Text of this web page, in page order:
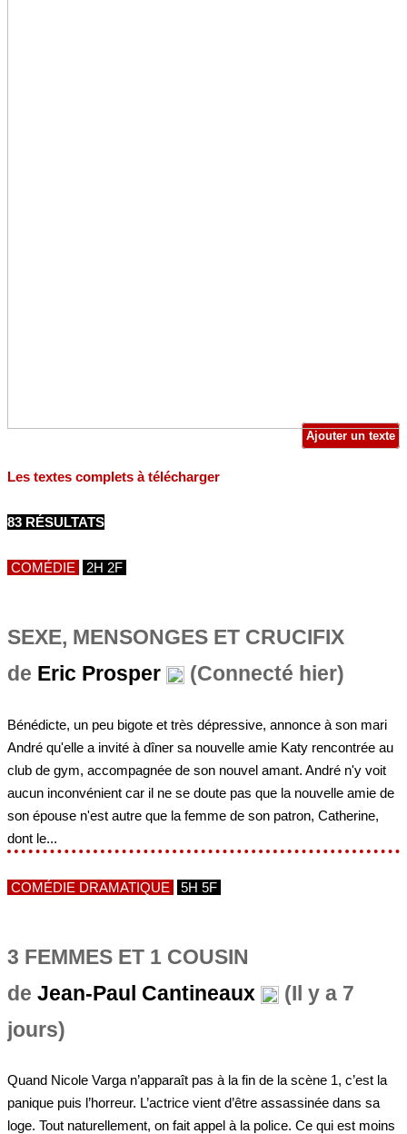
Ajouter un texte
Les textes complets à télécharger
83 RÉSULTATS
COMÉDIE 2H 2F
SEXE, MENSONGES ET CRUCIFIX
de Eric Prosper (Connecté hier)
Bénédicte, un peu bigote et très dépressive, annonce à son mari
André qu'elle a invité à dîner sa nouvelle amie Katy rencontrée au
club de gym, accompagnée de son nouvel amant. André n'y voit
aucun inconvénient car il ne se doute pas que la nouvelle amie de
son épouse n'est autre que la femme de son patron, Catherine,
dont le...
COMÉDIE DRAMATIQUE 5H 5F
3 FEMMES ET 1 COUSIN
de Jean-Paul Cantineaux
(Il y a 7
jours)
Quand Nicole Varga n’apparaît pas à la fin de la scène 1, c’est la
panique puis l’horreur. L’actrice vient d’être assassinée dans sa
loge. Tout naturellement, on fait appel à la police. Ce qui est moins